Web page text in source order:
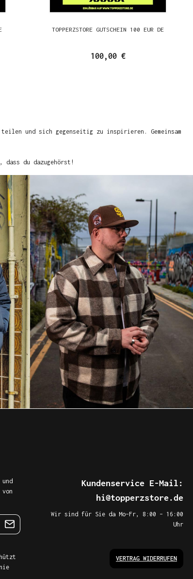
TOPPERZSTORE GUTSCHEIN 100 EUR DE
100,00 €
und sich gegenseitig zu inspirieren. Gemeinsam
dass du dazugehörst!
Kundenservice E-Mail:
hi@topperzstore.de
Wir sind für Sie da Mo–Fr, 8:00 – 16:00
Uhr
VERTRAG WIDERRUFEN